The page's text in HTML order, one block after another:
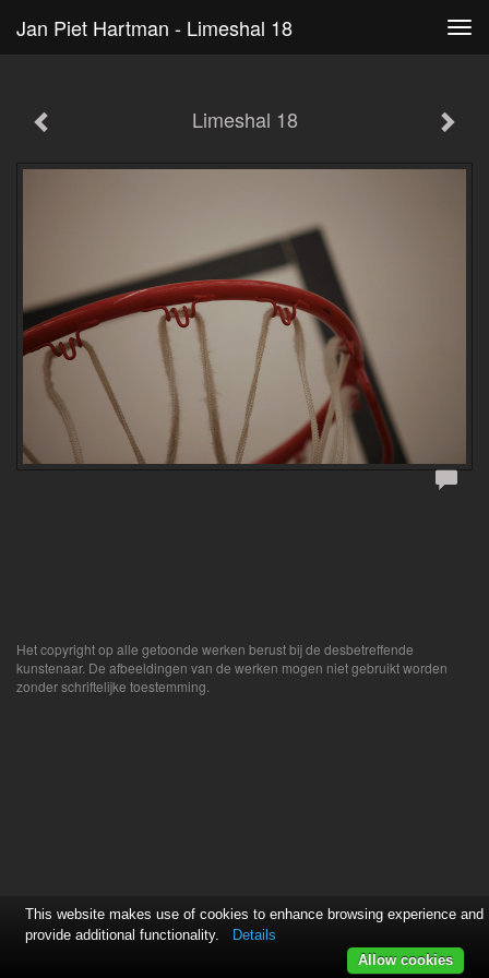
Jan Piet Hartman - Limeshal 18
Limeshal 18
Het copyright op alle getoonde werken berust bij de desbetreffende
kunstenaar. De afbeeldingen van de werken mogen niet gebruikt worden
zonder schriftelijke toestemming.
This website makes use of cookies to enhance browsing experience and
provide additional functionality.
Details
Allow cookies